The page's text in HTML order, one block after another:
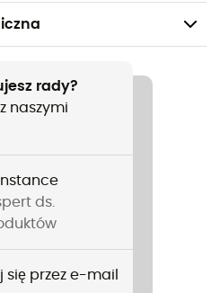
rady?
naszymi
ds.
się przez e-mail